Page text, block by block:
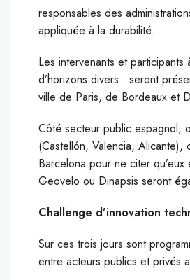
responsables des
appliquée à la durabilité.
Les intervenants et
d’horizons divers : seront
ville de Paris, de Bordeaux et
Côté secteur public espagnol,
(Castellón, Valencia,
Barcelona pour ne citer
Geovelo ou Dinapsis seront
Challenge d’innovation
Sur ces trois jours sont
entre acteurs publics et privés